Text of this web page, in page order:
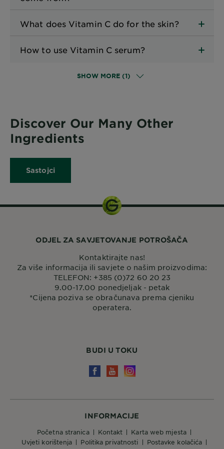
What does Vitamin C do for the skin?
How to use Vitamin C serum?
SHOW MORE (1)
Discover Our Many Other
Ingredients
Sastojci
INFORMACIJE
početna stranica kontakt
karta web mjesta
uvjeti korištenja
politika privatnosti postavke kolačića
BUDI U TOKU
ODJEL ZA SAVJETOVANJE POTROŠAČA
Kontaktirajte nas!
Za više informacija ili savjete o našim proizvodima:
TELEFON: +385 (0)72 60 20 23
9.00-17.00 ponedjeljak - petak
*Cijena poziva se obračunava prema cjeniku
operatera.